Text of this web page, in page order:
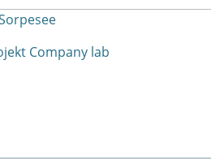
Company lab